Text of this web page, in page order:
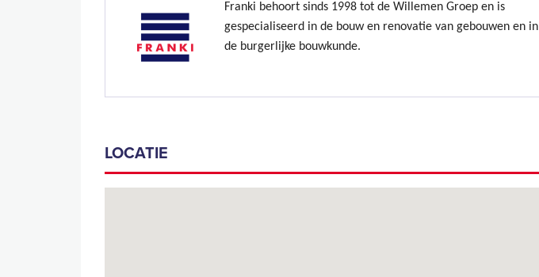
Franki behoort sinds 1998 tot de Willemen Groep en is
gespecialiseerd in de bouw en renovatie van gebouwen en in
de burgerlijke bouwkunde.
LOCATIE